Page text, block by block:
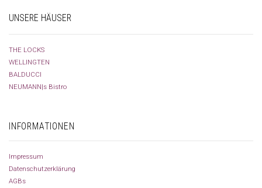
UNSERE HÄUSER
THE LOCKS
WELLINGTEN
BALDUCCI
NEUMANN|s Bistro
INFORMATIONEN
Impressum
Datenschutzerklärung
AGBs